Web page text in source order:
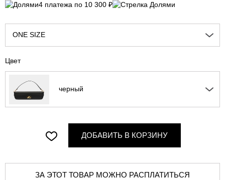
4 платежа по 10 300 ₽
ONE SIZE
Цвет
черный
ДОБАВИТЬ В КОРЗИНУ
ЗА ЭТОТ ТОВАР МОЖНО РАСПЛАТИТЬСЯ